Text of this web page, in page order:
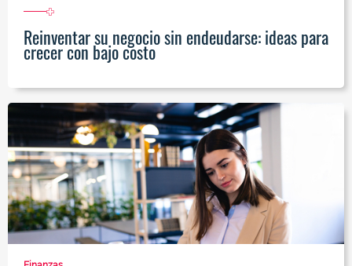
Reinventar su negocio sin endeudarse: ideas para
crecer con bajo costo